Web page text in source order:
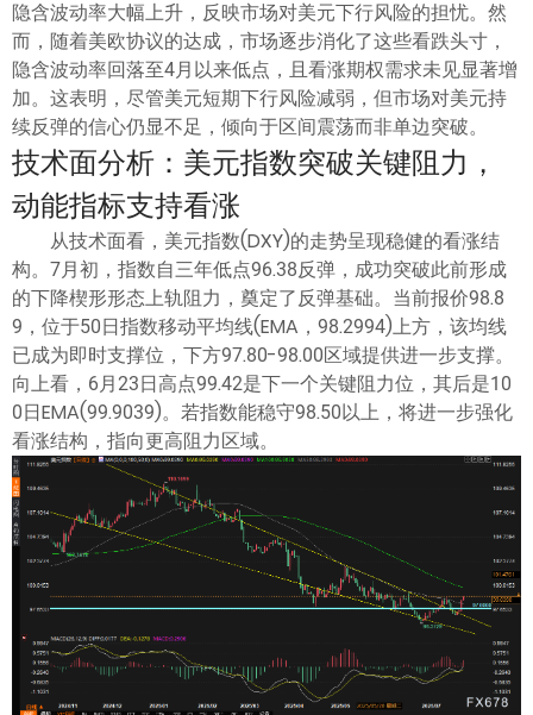
隐含波动率大幅上升，反映市场对美元下行风险的担忧。然
而，随着美欧协议的达成，市场逐步消化了这些看跌头寸，
隐含波动率回落至4月以来低点，且看涨期权需求未见显著增
加。这表明，尽管美元短期下行风险减弱，但市场对美元持
续反弹的信心仍显不足，倾向于区间震荡而非单边突破。
技术面分析：美元指数突破关键阻力，
动能指标支持看涨
从技术面看，美元指数(DXY)的走势呈现稳健的看涨结
构。7月初，指数自三年低点96.38反弹，成功突破此前形成
的下降楔形形态上轨阻力，奠定了反弹基础。当前报价98.8
9，位于50日指数移动平均线(EMA，98.2994)上方，该均线
已成为即时支撑位，下方97.80-98.00区域提供进一步支撑。
向上看，6月23日高点99.42是下一个关键阻力位，其后是10
0日EMA(99.9039)。若指数能稳守98.50以上，将进一步强化
看涨结构，指向更高阻力区域。